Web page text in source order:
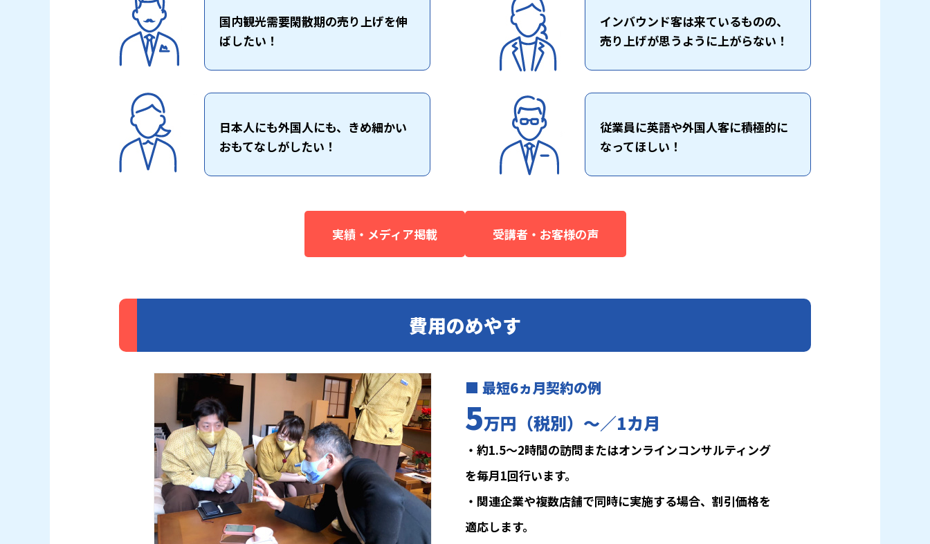
国内観光需要閑散期の売り上げを伸
ばしたい！
インバウンド客は来ているものの、
売り上げが思うように上がらない！
日本人にも外国人にも、きめ細かい
おもてなしがしたい！
従業員に英語や外国人客に積極的に
なってほしい！
実績・メディア掲載 受講者・お客様の声
費用のめやす
■ 最短6ヵ月契約の例
5万円（税別）〜／1カ月
・約1.5～2時間の訪問またはオンラインコンサルティング
を毎月1回行います。
・関連企業や複数店舗で同時に実施する場合、割引価格を
適応します。